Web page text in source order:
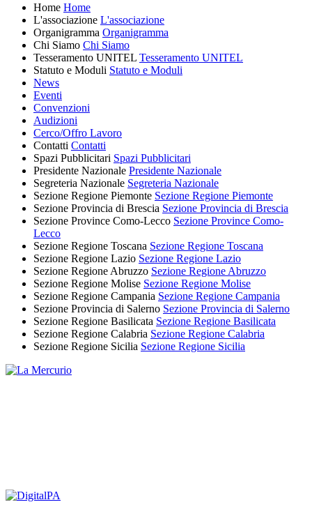
Home Home
L'associazione L'associazione
Organigramma Organigramma
Chi Siamo Chi Siamo
Tesseramento UNITEL Tesseramento UNITEL
Statuto e Moduli Statuto e Moduli
News
Eventi
Convenzioni
Audizioni
Cerco/Offro Lavoro
Contatti Contatti
Spazi Pubblicitari Spazi Pubblicitari
Presidente Nazionale Presidente Nazionale
Segreteria Nazionale Segreteria Nazionale
Sezione Regione Piemonte Sezione Regione Piemonte
Sezione Provincia di Brescia Sezione Provincia di Brescia
Sezione Province Como-Lecco Sezione Province Como-
Lecco
Sezione Regione Toscana Sezione Regione Toscana
Sezione Regione Lazio Sezione Regione Lazio
Sezione Regione Abruzzo Sezione Regione Abruzzo
Sezione Regione Molise Sezione Regione Molise
Sezione Regione Campania Sezione Regione Campania
Sezione Provincia di Salerno Sezione Provincia di Salerno
Sezione Regione Basilicata Sezione Regione Basilicata
Sezione Regione Calabria Sezione Regione Calabria
Sezione Regione Sicilia Sezione Regione Sicilia